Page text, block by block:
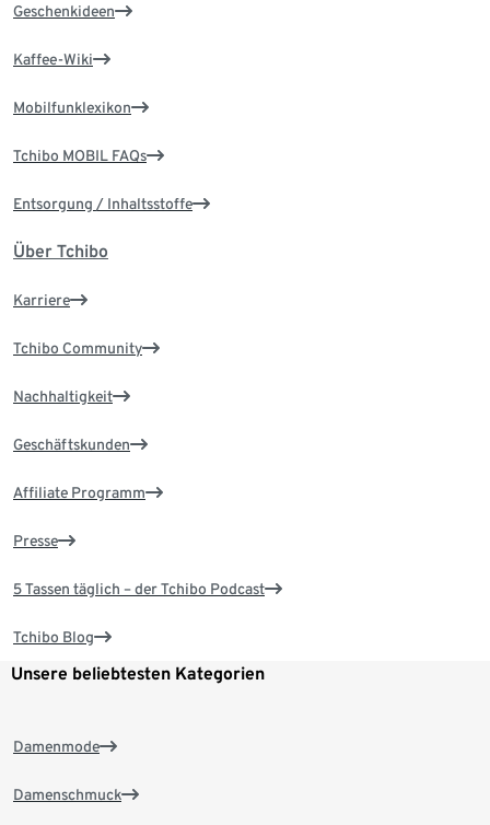
Geschenkideen
Kaffee-Wiki
Mobilfunklexikon
Tchibo MOBIL FAQs
Entsorgung / Inhaltsstoffe
Über Tchibo
Karriere
Tchibo Community
Nachhaltigkeit
Geschäftskunden
Affiliate Programm
Presse
5 Tassen täglich – der Tchibo Podcast
Tchibo Blog
Unsere beliebtesten Kategorien
Damenmode
Damenschmuck